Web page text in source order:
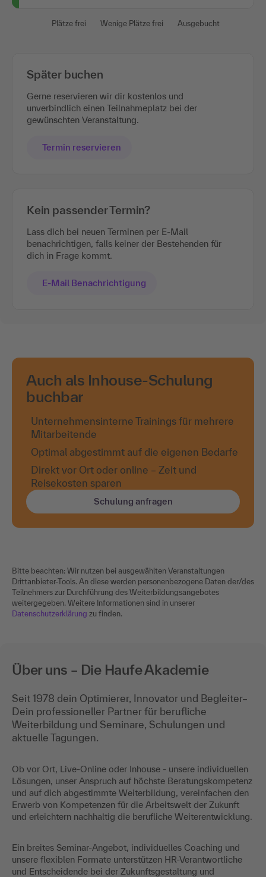
Plätze frei Wenige Plätze frei Ausgebucht
Später buchen
Gerne reservieren wir dir kostenlos und
unverbindlich einen Teilnahmeplatz bei der
gewünschten Veranstaltung.
Termin reservieren
Kein passender Termin?
Lass dich bei neuen Terminen per E-Mail
benachrichtigen, falls keiner der Bestehenden für
dich in Frage kommt.
E-Mail Benachrichtigung
Auch als Inhouse-Schulung
buchbar
Unternehmensinterne Trainings für mehrere
Mitarbeitende
Optimal abgestimmt auf die eigenen Bedarfe
Direkt vor Ort oder online – Zeit und
Reisekosten sparen
Schulung anfragen
Bitte beachten: Wir nutzen bei ausgewählten Veranstaltungen
Drittanbieter-Tools. An diese werden personenbezogene Daten der/des
Teilnehmers zur Durchführung des Weiterbildungsangebotes
weitergegeben. Weitere Informationen sind in unserer
Datenschutzerklärung zu finden.
Über uns – Die Haufe Akademie
Seit 1978 dein Optimierer, Innovator und Begleiter–
Dein professioneller Partner für berufliche
Weiterbildung und Seminare, Schulungen und
aktuelle Tagungen.
Ob vor Ort, Live-Online oder Inhouse - unsere individuellen
Lösungen, unser Anspruch auf höchste Beratungskompetenz
und auf dich abgestimmte Weiterbildung, vereinfachen den
Erwerb von Kompetenzen für die Arbeitswelt der Zukunft
und erleichtern nachhaltig die berufliche Weiterentwicklung.
Ein breites Seminar-Angebot, individuelles Coaching und
unsere flexiblen Formate unterstützen HR-Verantwortliche
und Entscheidende bei der Zukunftsgestaltung und